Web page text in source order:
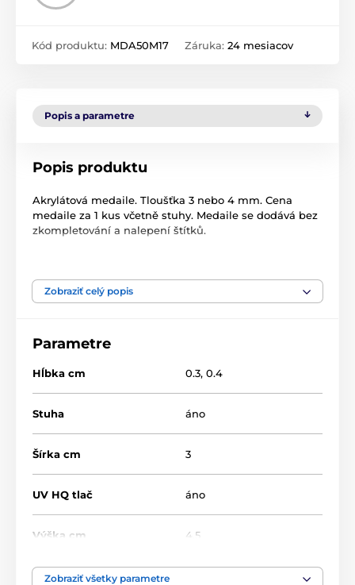
Kód produktu: MDA50M17 Záruka: 24 mesiacov
Popis a parametre
Popis produktu
Akrylátová medaile. Tloušťka 3 nebo 4 mm. Cena
medaile za 1 kus včetně stuhy. Medaile se dodává bez
zkompletování a nalepení štítků.
Produkt je zaradený v kategóriách
MDA50
Zobraziť celý popis
Parametre
Hĺbka cm 0.3, 0.4
Stuha áno
Šírka cm 3
UV HQ tlač áno
Výška cm 4.5
Motív
Zobraziť všetky parametre